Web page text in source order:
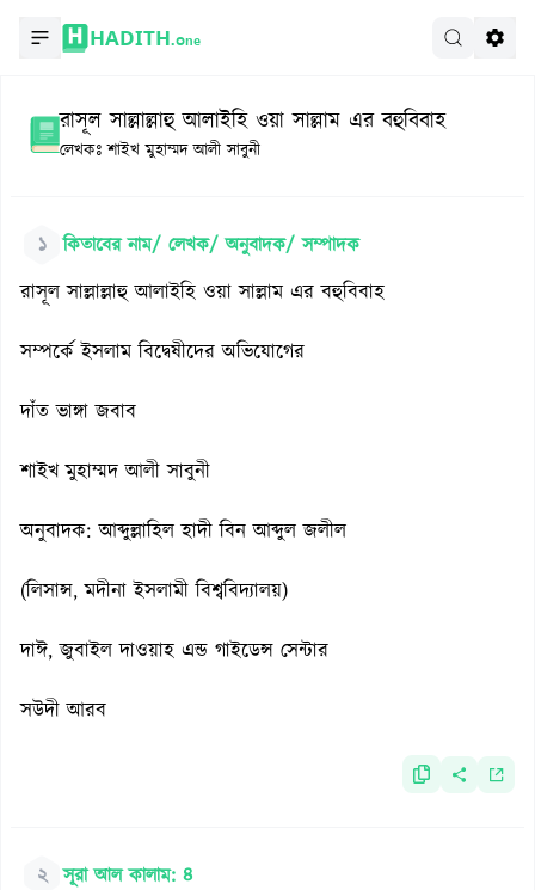
HADITH.One
রাসূল সাল্লাল্লাহু আলাইহি ওয়া সাল্লাম এর বহুবিবাহ
লেখকঃ শাইখ মুহাম্মদ আলী সাবুনী
১ কিতাবের নাম/ লেখক/ অনুবাদক/ সম্পাদক
রাসূল সাল্লাল্লাহু আলাইহি ওয়া সাল্লাম এর বহুবিবাহ
সম্পর্কে ইসলাম বিদ্বেষীদের অভিযোগের
দাঁত ভাঙ্গা জবাব
শাইখ মুহাম্মদ আলী সাবুনী
অনুবাদক: আব্দুল্লাহিল হাদী বিন আব্দুল জলীল
(লিসান্স, মদীনা ইসলামী বিশ্ববিদ্যালয়)
দাঈ, জুবাইল দাওয়াহ এন্ড গাইডেন্স সেন্টার
সউদী আরব
২ সূরা আল কালাম: ৪